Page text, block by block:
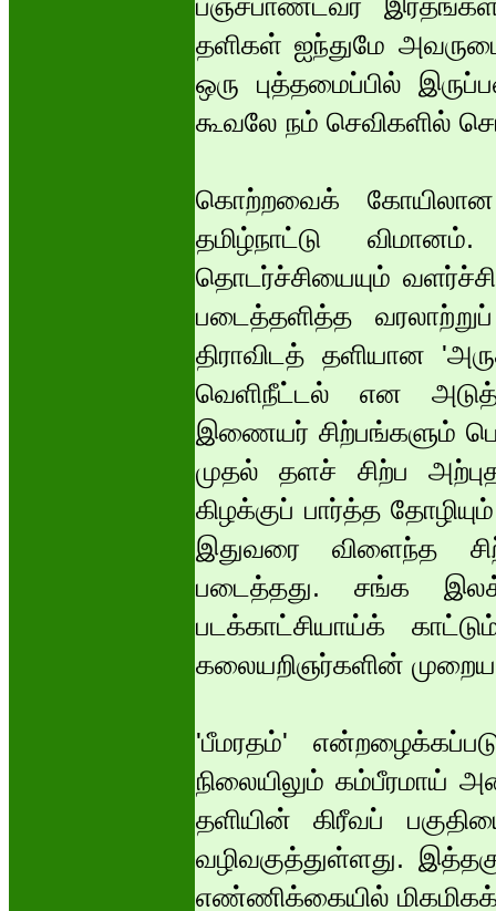
தளிகள் ஐந்துமே
ஒரு புத்தமைப்பில்
கூவலே நம் செவிகளில்
கொற்றவைக்
தமிழ்நாட்டு
தொடர்ச்சியையும்
படைத்தளித்த
திராவிடத் தளியான
வெளிநீட்டல் என
இணையர் சிற்பங்களும்
முதல் தளச் சிற்ப
கிழக்குப் பார்த்த
இதுவரை விளைந்த
படைத்தது. சங்க
படக்காட்சியாய்க்
கலையறிஞர்களின்
'பீமரதம்'
நிலையிலும் கம்பீரமாய்
தளியின் கிரீவப்
வழிவகுத்துள்ளது.
எண்ணிக்கையில் மிகமிகக்